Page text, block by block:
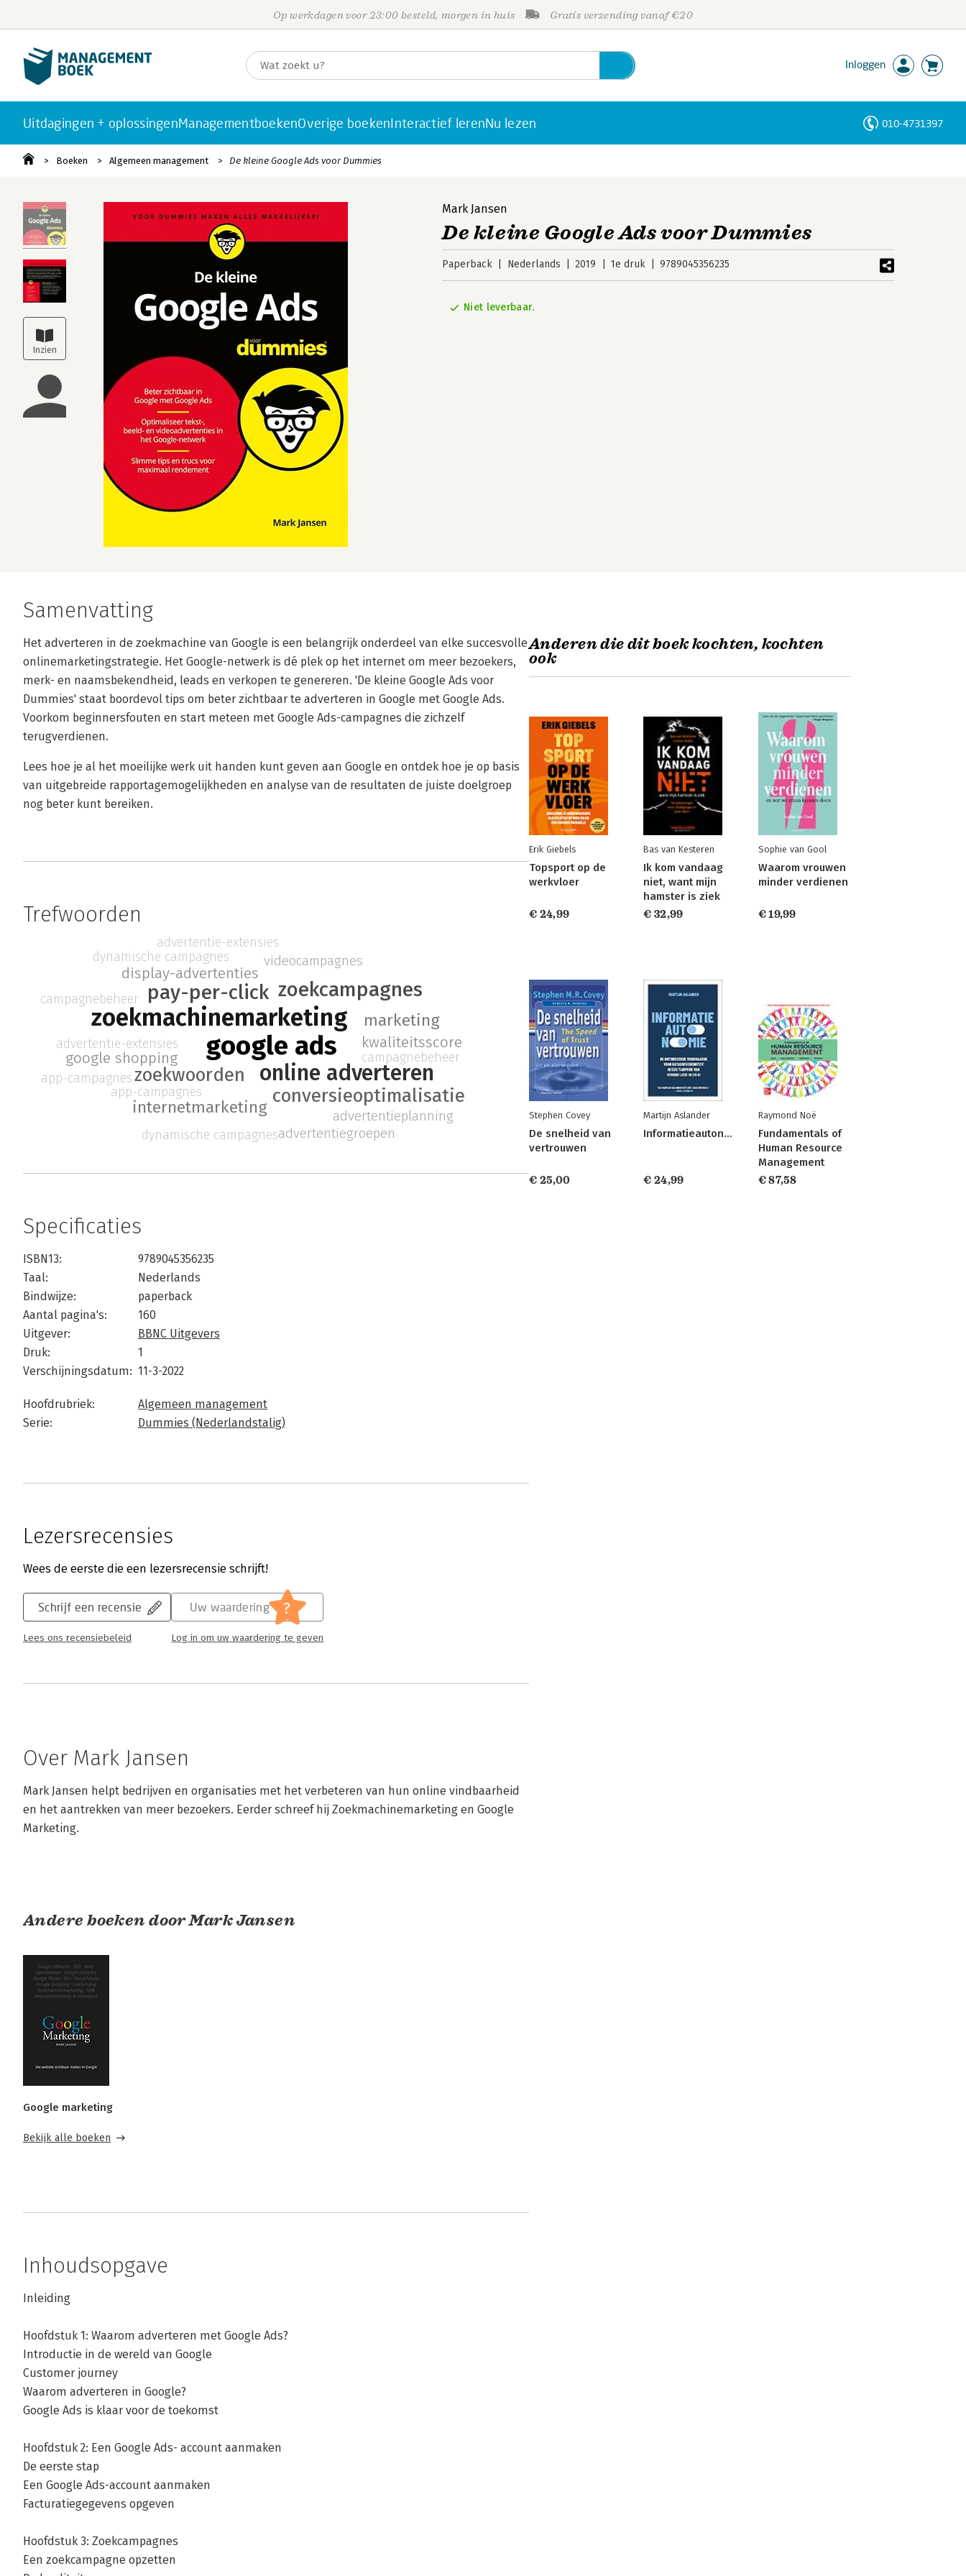
Op werkdagen voor 23:00 besteld, morgen in huis Gratis verzending vanaf €20
Inloggen
Uitdagingen + oplossingenManagementboekenOverige boekenInteractief lerenNu lezen 010-4731397
Boeken Algemeen management De kleine Google Ads voor Dummies
Mark Jansen
De kleine Google Ads voor Dummies
Paperback Nederlands 2019 1e druk 9789045356235
Niet leverbaar.
Samenvatting
Het adverteren in de zoekmachine van Google is een belangrijk onderdeel van elke succesvolle
onlinemarketingstrategie. Het Google-netwerk is dé plek op het internet om meer bezoekers,
merk- en naamsbekendheid, leads en verkopen te genereren. 'De kleine Google Ads voor
Dummies' staat boordevol tips om beter zichtbaar te adverteren in Google met Google Ads.
Voorkom beginnersfouten en start meteen met Google Ads-campagnes die zichzelf
terugverdienen.
Lees hoe je al het moeilijke werk uit handen kunt geven aan Google en ontdek hoe je op basis
van uitgebreide rapportagemogelijkheden en analyse van de resultaten de juiste doelgroep
nog beter kunt bereiken.
Trefwoorden
google ads
zoekmachinemarketing
online adverteren
pay-per-click zoekcampagnes
conversieoptimalisatie
zoekwoorden
marketing
internetmarketing
kwaliteitsscore
google shopping
display-advertenties
videocampagnes
advertentieplanning
advertentiegroepen
campagnebeheer
app-campagnes
dynamische campagnes
advertentie-extensies
campagnebeheer
app-campagnes
dynamische campagnes
advertentie-extensies
Specificaties
ISBN13:
9789045356235
Taal:
Nederlands
Bindwijze:
paperback
Aantal pagina's:
160
Uitgever:
BBNC Uitgevers
Druk:
1
Verschijningsdatum: 11-3-2022
Hoofdrubriek:
Algemeen management
Serie:
Dummies (Nederlandstalig)
Lezersrecensies
Wees de eerste die een lezersrecensie schrijft!
Schrijf een recensie
Lees ons recensiebeleid
Uw waardering ?
Log in om uw waardering te geven
Over Mark Jansen
Mark Jansen helpt bedrijven en organisaties met het verbeteren van hun online vindbaarheid
en het aantrekken van meer bezoekers. Eerder schreef hij Zoekmachinemarketing en Google
Marketing.
Andere boeken door Mark Jansen
Google marketing
Bekijk alle boeken
Inhoudsopgave
Inleiding
Hoofdstuk 1: Waarom adverteren met Google Ads?
Introductie in de wereld van Google
Customer journey
Waarom adverteren in Google?
Google Ads is klaar voor de toekomst
Hoofdstuk 2: Een Google Ads- account aanmaken
De eerste stap
Een Google Ads-account aanmaken
Facturatiegegevens opgeven
Hoofdstuk 3: Zoekcampagnes
Een zoekcampagne opzetten
Anderen die dit boek kochten, kochten
ook
Erik Giebels
Topsport op de
werkvloer
€ 24,99
Bas van Kesteren
Ik kom vandaag
niet, want mijn
hamster is ziek
€ 32,99
Sophie van Gool
Waarom vrouwen
minder verdienen
€ 19,99
Stephen Covey
De snelheid van
vertrouwen
€ 25,00
Martijn Aslander
Informatieautonomie
€ 24,99
Raymond Noë
Fundamentals of
Human Resource
Management
€ 87,58
Personen